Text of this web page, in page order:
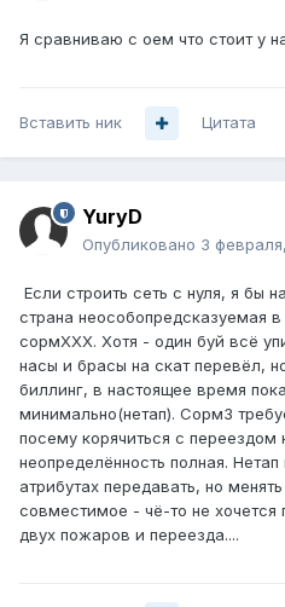
Я сравниваю с оем что стоит у
Вставить ник Цитата
YuryD
Опубликовано 3
Если строить сеть с нуля, я бы
страна неособопредсказуемая
сормХХХ. Хотя - один буй всё
насы и брасы на скат перевёл,
биллинг, в настоящее время
минимально(нетап). Сорм3
посему корячиться с переездом
неопределённость полная.
атрибутах передавать, но
совместимое - чё-то не
двух пожаров и переезда....